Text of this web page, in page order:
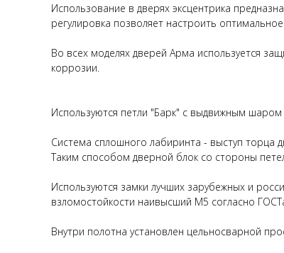
Использование в дверях эксцентрика
регулировка позволяет настроить
Во всех моделях дверей Арма используется
коррозии.
Используются петли "Барк" с выдвижным
Система сплошного лабиринта - выступ торца
Таким способом дверной блок со стороны
Используются замки лучших зарубежных и
взломостойкости наивысший М5 согласно
Внутри полотна установлен цельносварной